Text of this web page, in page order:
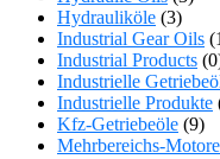
Hydrauliköle (3)
Industrial Gear Oils
Industrial Products
Industrielle
Industrielle Produkte
Kfz-Getriebeöle (9)
Mehrbereichs-